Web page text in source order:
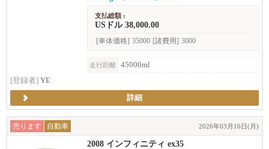
支払総額 :
USドル 38,000.00
[車体価格] 35000 [諸費用] 3000
走行距離
45000ml
[登録者] YE
詳細
売ります 自動車 2026年03月16日(月)
2008 インフィニティ ex35